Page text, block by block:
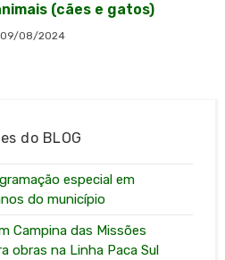
(cães e gatos)
09/08/2024
do BLOG
especial em
do município
Campina das Missões
obras na Linha Paca Sul